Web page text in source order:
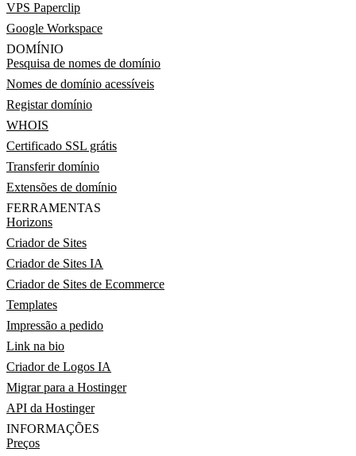
VPS Paperclip
Google Workspace
DOMÍNIO
Pesquisa de nomes de domínio
Nomes de domínio acessíveis
Registar domínio
WHOIS
Certificado SSL grátis
Transferir domínio
Extensões de domínio
FERRAMENTAS
Horizons
Criador de Sites
Criador de Sites IA
Criador de Sites de Ecommerce
Templates
Impressão a pedido
Link na bio
Criador de Logos IA
Migrar para a Hostinger
API da Hostinger
INFORMAÇÕES
Preços